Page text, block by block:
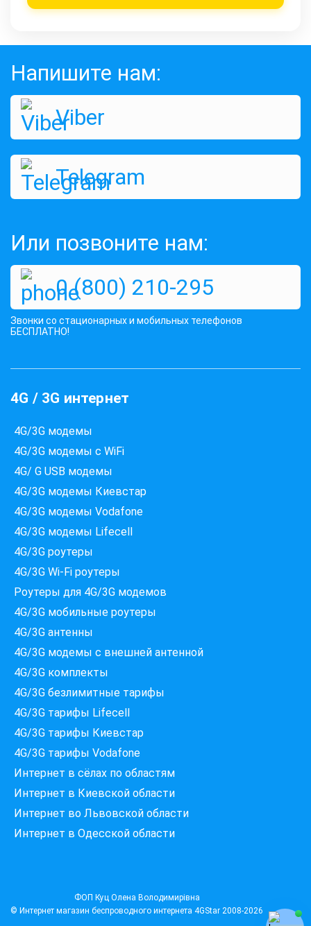
Напишите нам:
Viber
Telegram
Или позвоните нам:
0 (800) 210-295
Звонки со стационарных и мобильных телефонов
БЕСПЛАТНО!
4G / 3G интернет
4G/3G модемы
4G/3G модемы с WiFi
4G/ G USB модемы
4G/3G модемы Киевстар
4G/3G модемы Vodafone
4G/3G модемы Lifecell
4G/3G роутеры
4G/3G Wi-Fi роутеры
Роутеры для 4G/3G модемов
4G/3G мобильные роутеры
4G/3G антенны
4G/3G модемы c внешней антенной
4G/3G комплекты
4G/3G безлимитные тарифы
4G/3G тарифы Lifecell
4G/3G тарифы Киевстар
4G/3G тарифы Vodafone
Интернет в сёлах по областям
Интернет в Киевской области
Интернет во Львовской области
Интернет в Одесской области
ФОП Куц Олена Володимирівна
© Интернет магазин беспроводного интернета 4GStar 2008-2026
Які провайдери працюють
за вашою адресою?
Перевірте доступність інтернету за 30 секунд
375+ провайдерів в базі
Введіть вашу адресу
Місто, вулиця та номер будинку